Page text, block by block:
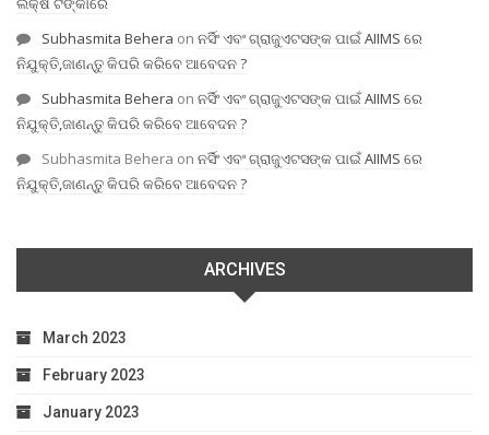
Subhasmita Behera on ନର୍ସିଂ ଏବଂ ଗ୍ରାଜୁଏଟସଙ୍କ ପାଇଁ AIIMS ରେ
ନିଯୁକ୍ତି,ଜାଣନ୍ତୁ କିପରି କରିବେ ଆବେଦନ ?
Subhasmita Behera on ନର୍ସିଂ ଏବଂ ଗ୍ରାଜୁଏଟସଙ୍କ ପାଇଁ AIIMS ରେ
ନିଯୁକ୍ତି,ଜାଣନ୍ତୁ କିପରି କରିବେ ଆବେଦନ ?
Subhasmita Behera on ନର୍ସିଂ ଏବଂ ଗ୍ରାଜୁଏଟସଙ୍କ ପାଇଁ AIIMS ରେ
ନିଯୁକ୍ତି,ଜାଣନ୍ତୁ କିପରି କରିବେ ଆବେଦନ ?
ARCHIVES
March 2023
February 2023
January 2023